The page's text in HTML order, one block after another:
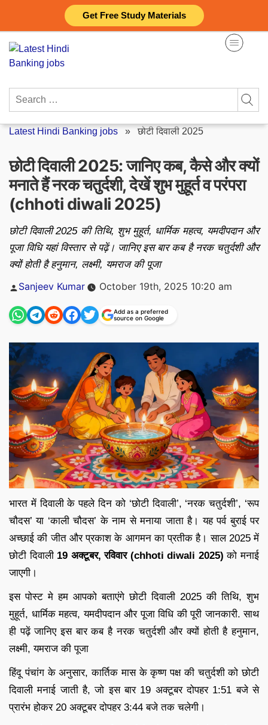
Get Free Study Materials
content
Search
Latest Hindi Banking jobs »छोटी दिवाली 2025
छोटी दिवाली 2025: जानिए कब, कैसे और क्यों
मनाते हैं नरक चतुर्दशी, देखें शुभ मुहूर्त व परंपरा
(chhoti diwali 2025)
छोटी दिवाली 2025 की तिथि, शुभ मुहूर्त, धार्मिक महत्व, यमदीपदान और
पूजा विधि यहां विस्तार से पढ़ें। जानिए इस बार कब है नरक चतुर्दशी और
क्यों होती है हनुमान, लक्ष्मी, यमराज की पूजा
Posted
Sanjeev Kumar October 19th, 2025 10:20 am
Add as a preferred
source on Google
भारत में दिवाली के पहले दिन को ‘छोटी दिवाली’, ‘नरक चतुर्दशी’, ‘रूप
चौदस’ या ‘काली चौदस’ के नाम से मनाया जाता है। यह पर्व बुराई पर
अच्छाई की जीत और प्रकाश के आगमन का प्रतीक है। साल 2025 में
छोटी दिवाली 19 अक्टूबर, रविवार (chhoti diwali 2025) को मनाई
जाएगी।
इस पोस्ट मे हम आपको बताएंगे छोटी दिवाली 2025 की तिथि, शुभ
मुहूर्त, धार्मिक महत्व, यमदीपदान और पूजा विधि की पूरी जानकारी. साथ
ही पढ़ें जानिए इस बार कब है नरक चतुर्दशी और क्यों होती है हनुमान,
लक्ष्मी, यमराज की पूजा
हिंदू पंचांग के अनुसार, कार्तिक मास के कृष्ण पक्ष की चतुर्दशी को छोटी
दिवाली मनाई जाती है, जो इस बार 19 अक्टूबर दोपहर 1:51 बजे से
प्रारंभ होकर 20 अक्टूबर दोपहर 3:44 बजे तक चलेगी।​